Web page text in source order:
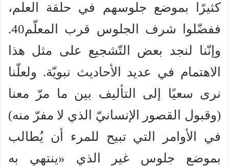
كثيرًا بموضع جلوسهم في حلقة العلم،
ففضّلوا شرف الجلوس قرب المعلّم40.
وإنّنا لنجد بعض التّشجيع على مثل هذا
الاهتمام في عديد الأحاديث نبويّة. ولعلّنا
نرى سعيًا إلى التأليف بين ما مرّ معنا
(وقبول القصور الإنسانيّ الذي لا مفرّ منه)
في الأوامر التي تبيح للمرء أن يُطالب
بموضع جلوس غير الذي «ينتهي به